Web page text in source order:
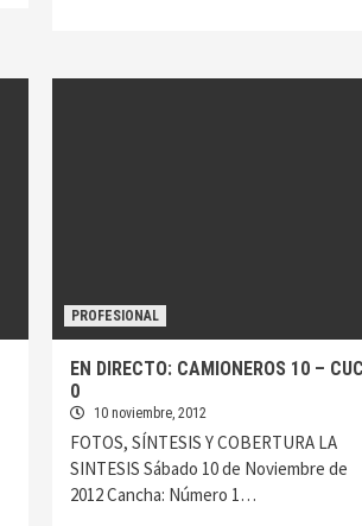
PROFESIONAL
EN DIRECTO: CAMIONEROS 10 –
0
10 noviembre, 2012
FOTOS, SÍNTESIS Y COBERTURA LA
SINTESIS Sábado 10 de Noviembre de
2012 Cancha: Número 1…